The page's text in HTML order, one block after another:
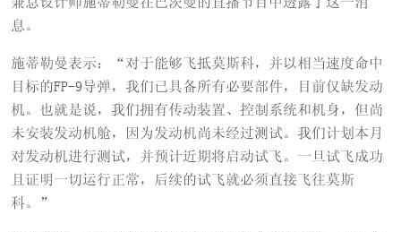
息。
施蒂勒曼表示：“对于能够飞抵莫斯科，并以相当速度命中
目标的FP-9导弹，我们已具备所有必要部件，目前仅缺发动
机。也就是说，我们拥有传动装置、控制系统和机身，但尚
未安装发动机舱，因为发动机尚未经过测试。我们计划本月
对发动机进行测试，并预计近期将启动试飞。一旦试飞成功
且证明一切运行正常，后续的试飞就必须直接飞往莫斯
科。”